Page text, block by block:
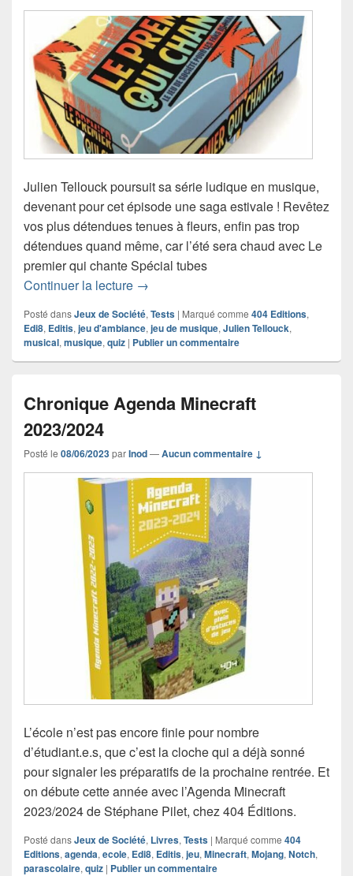
Julien Tellouck poursuit sa série ludique en musique,
devenant pour cet épisode une saga estivale ! Revêtez
vos plus détendues tenues à fleurs, enfin pas trop
détendues quand même, car l’été sera chaud avec Le
premier qui chante Spécial tubes
Continuer la lecture Chronique jeu de société Le premier
→
Posté dansJeux de Société, Tests | Marqué comme 404 Editions,
Edi8, Editis, jeu d'ambiance, jeu de musique, Julien Tellouck,
musical, musique, quiz | Publier un commentaire
Chronique Agenda Minecraft
2023/2024
Posté le 08/06/2023parInod—Aucun commentaire ↓
L’école n’est pas encore finie pour nombre
d’étudiant.e.s, que c’est la cloche qui a déjà sonné
pour signaler les préparatifs de la prochaine rentrée. Et
on débute cette année avec l’Agenda Minecraft
2023/2024 de Stéphane Pilet, chez 404 Éditions.
Posté dansJeux de Société, Livres, Tests | Marqué comme 404
Editions, agenda, ecole, Edi8, Editis, jeu, Minecraft, Mojang, Notch,
parascolaire, quiz | Publier un commentaire